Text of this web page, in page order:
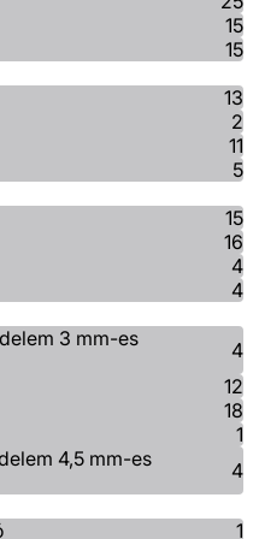
15
15
13
2
11
5
15
16
4
4
3 mm-es
4
12
18
1
4,5 mm-es
4
1